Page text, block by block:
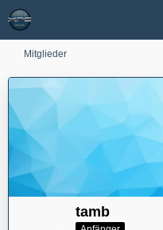
Mitglieder
tamb